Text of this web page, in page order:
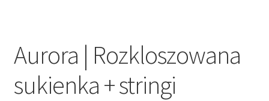
Aurora | Rozkloszowana
sukienka + stringi